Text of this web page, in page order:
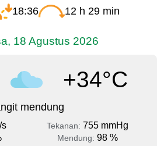
18:36 12 h 29 min
18 Agustus 2026
+34°C
mendung
s Tekanan: 755 mmHg
Mendung: 98 %